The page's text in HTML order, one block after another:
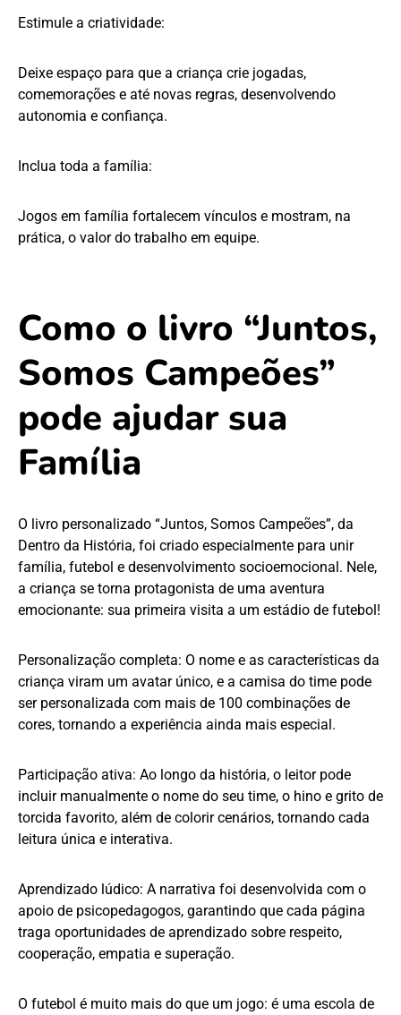
Estimule a criatividade:
Deixe espaço para que a criança crie jogadas,
comemorações e até novas regras, desenvolvendo
autonomia e confiança.
Inclua toda a família:
Jogos em família fortalecem vínculos e mostram, na
prática, o valor do trabalho em equipe.
Como o livro “Juntos,
Somos Campeões”
pode ajudar sua
Família
O livro personalizado “Juntos, Somos Campeões”, da
Dentro da História, foi criado especialmente para unir
família, futebol e desenvolvimento socioemocional. Nele,
a criança se torna protagonista de uma aventura
emocionante: sua primeira visita a um estádio de futebol!
Personalização completa: O nome e as características da
criança viram um avatar único, e a camisa do time pode
ser personalizada com mais de 100 combinações de
cores, tornando a experiência ainda mais especial.
Participação ativa: Ao longo da história, o leitor pode
incluir manualmente o nome do seu time, o hino e grito de
torcida favorito, além de colorir cenários, tornando cada
leitura única e interativa.
Aprendizado lúdico: A narrativa foi desenvolvida com o
apoio de psicopedagogos, garantindo que cada página
traga oportunidades de aprendizado sobre respeito,
cooperação, empatia e superação.
O futebol é muito mais do que um jogo: é uma escola de